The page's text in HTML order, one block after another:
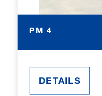
PM 4
DETAILS